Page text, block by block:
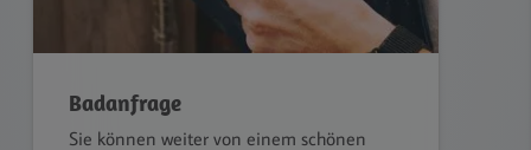
Badanfrage
Sie können weiter von einem schönen